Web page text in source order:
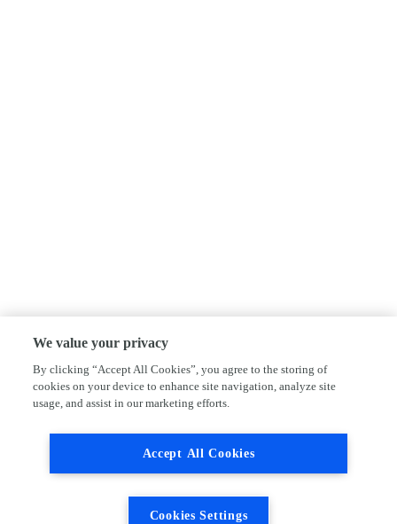
We value your privacy
By clicking “Accept All Cookies”, you agree to the storing of
cookies on your device to enhance site navigation, analyze site
usage, and assist in our marketing efforts.
Accept All Cookies
Cookies Settings